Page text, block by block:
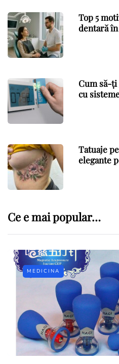
Top 5
dentară
Cum să-
cu
Tatuaje
elegante
Ce e mai popular…
MEDICINA